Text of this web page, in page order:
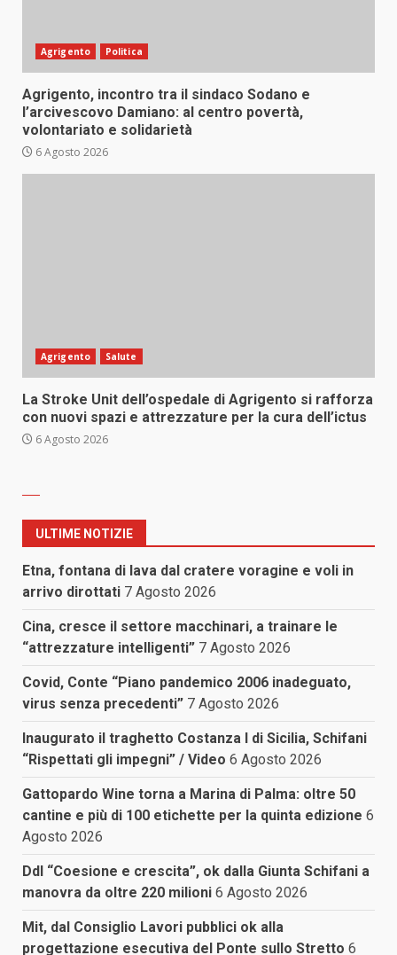
Agrigento Politica
Agrigento, incontro tra il sindaco Sodano e
l’arcivescovo Damiano: al centro povertà,
volontariato e solidarietà
6 Agosto 2026
Agrigento Salute
La Stroke Unit dell’ospedale di Agrigento si rafforza
con nuovi spazi e attrezzature per la cura dell’ictus
6 Agosto 2026
ULTIME NOTIZIE
Etna, fontana di lava dal cratere voragine e voli in
arrivo dirottati 7 Agosto 2026
Cina, cresce il settore macchinari, a trainare le
“attrezzature intelligenti” 7 Agosto 2026
Covid, Conte “Piano pandemico 2006 inadeguato,
virus senza precedenti” 7 Agosto 2026
Inaugurato il traghetto Costanza I di Sicilia, Schifani
“Rispettati gli impegni” / Video 6 Agosto 2026
Gattopardo Wine torna a Marina di Palma: oltre 50
cantine e più di 100 etichette per la quinta edizione 6
Agosto 2026
Ddl “Coesione e crescita”, ok dalla Giunta Schifani a
manovra da oltre 220 milioni 6 Agosto 2026
Mit, dal Consiglio Lavori pubblici ok alla
progettazione esecutiva del Ponte sullo Stretto 6